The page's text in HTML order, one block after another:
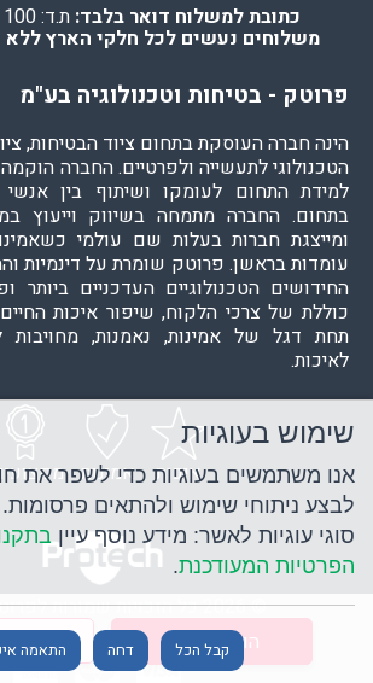
הוסף לעגלה קנה
כתובת למשלוח דואר בלבד: ת.ד: 100 מושב ישרש
משלוחים נעשים לכל חלקי הארץ ללא
פרוטק - בטיחות וטכנולוגיה בע"מ
הינה חברה העוסקת בתחום ציוד הבטיחות,
למידת התחום לעומקו ושיתוף בין
בתחום. החברה מתמחה בשיווק וייעוץ
ומייצגת חברות בעלות שם עולמי
עומדות בראשן. פרוטק שומרת על דינמיות
החידושים הטכנולוגיים העדכניים ביותר
כוללת של צרכי הלקוח, שיפור איכות
תחת דגל של אמינות, נאמנות, מחויבות
לאיכות.
איכות אמינות
© 2026 כל הזכויות שמורות לפרוטק בע"מ
קנייה מאובטחת
שימוש בעוגיות
אנו משתמשים בעוגיות כדי לשפר את
לבצע ניתוחי שימוש ולהתאים פרסומות.
סוגי עוגיות לאשר: מידע נוסף עיין
הפרטיות המעודכנת.
קבל הכל דחה התאמה